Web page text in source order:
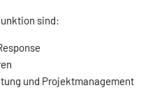
sind:
und Projektmanagement